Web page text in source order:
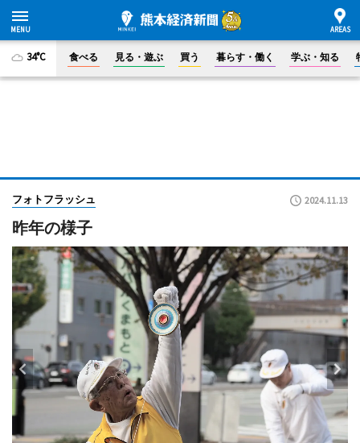
34°C 食べる 見る・遊ぶ 買う 暮らす・働く 学ぶ・知る
フォトフラッシュ 2024.11.13
昨年の様子